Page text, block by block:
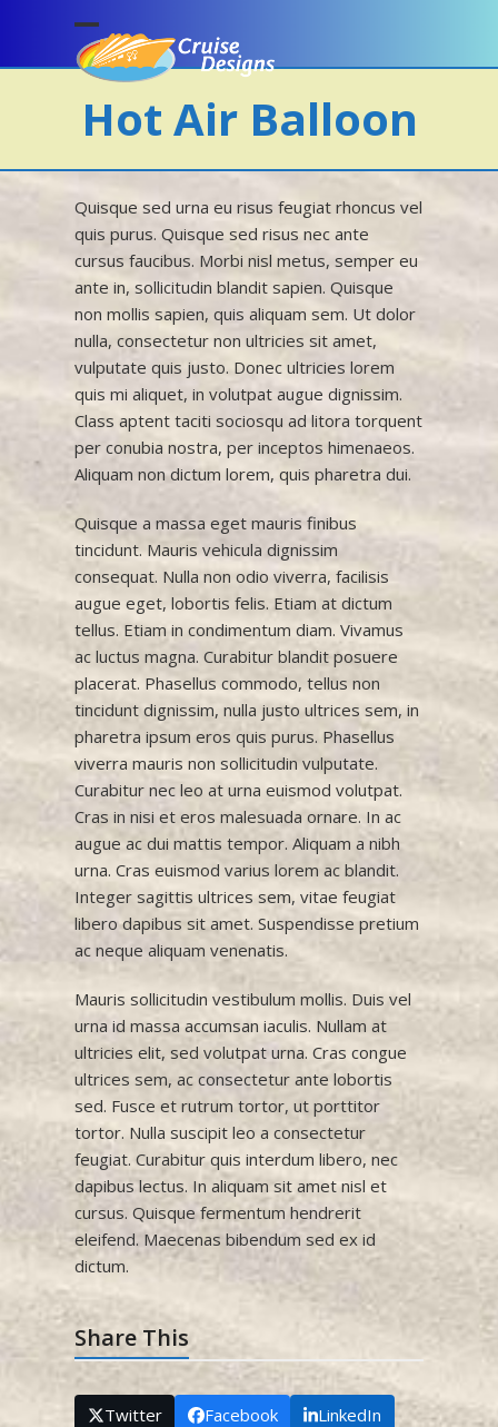
content
Open
mobile
menu
Close
mobile
menu
Hot Air Balloon
Quisque sed urna eu risus feugiat rhoncus vel
quis purus. Quisque sed risus nec ante
cursus faucibus. Morbi nisl metus, semper eu
ante in, sollicitudin blandit sapien. Quisque
non mollis sapien, quis aliquam sem. Ut dolor
nulla, consectetur non ultricies sit amet,
vulputate quis justo. Donec ultricies lorem
quis mi aliquet, in volutpat augue dignissim.
Class aptent taciti sociosqu ad litora torquent
per conubia nostra, per inceptos himenaeos.
Aliquam non dictum lorem, quis pharetra dui.
Quisque a massa eget mauris finibus
tincidunt. Mauris vehicula dignissim
consequat. Nulla non odio viverra, facilisis
augue eget, lobortis felis. Etiam at dictum
tellus. Etiam in condimentum diam. Vivamus
ac luctus magna. Curabitur blandit posuere
placerat. Phasellus commodo, tellus non
tincidunt dignissim, nulla justo ultrices sem, in
pharetra ipsum eros quis purus. Phasellus
viverra mauris non sollicitudin vulputate.
Curabitur nec leo at urna euismod volutpat.
Cras in nisi et eros malesuada ornare. In ac
augue ac dui mattis tempor. Aliquam a nibh
urna. Cras euismod varius lorem ac blandit.
Integer sagittis ultrices sem, vitae feugiat
libero dapibus sit amet. Suspendisse pretium
ac neque aliquam venenatis.
Mauris sollicitudin vestibulum mollis. Duis vel
urna id massa accumsan iaculis. Nullam at
ultricies elit, sed volutpat urna. Cras congue
ultrices sem, ac consectetur ante lobortis
sed. Fusce et rutrum tortor, ut porttitor
tortor. Nulla suscipit leo a consectetur
feugiat. Curabitur quis interdum libero, nec
dapibus lectus. In aliquam sit amet nisl et
cursus. Quisque fermentum hendrerit
eleifend. Maecenas bibendum sed ex id
dictum.
Share This
Twitter Facebook
LinkedIn